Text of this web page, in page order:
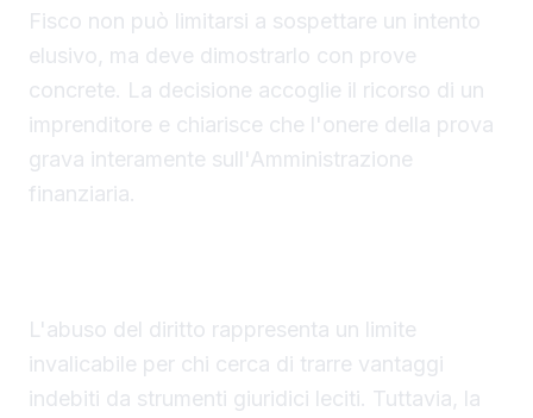
Fisco non può limitarsi a sospettare un intento
elusivo, ma deve dimostrarlo con prove
concrete. La decisione accoglie il ricorso di un
imprenditore e chiarisce che l'onere della prova
grava interamente sull'Amministrazione
finanziaria.
L'abuso del diritto rappresenta un limite
invalicabile per chi cerca di trarre vantaggi
indebiti da strumenti giuridici leciti. Tuttavia, la